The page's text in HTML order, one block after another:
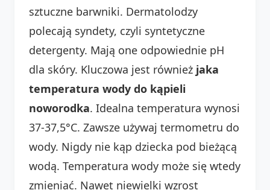
sztuczne barwniki. Dermatolodzy
polecają syndety, czyli syntetyczne
detergenty. Mają one odpowiednie pH
dla skóry. Kluczowa jest również jaka
temperatura wody do kąpieli
noworodka. Idealna temperatura wynosi
37-37,5°C. Zawsze używaj termometru do
wody. Nigdy nie kąp dziecka pod bieżącą
wodą. Temperatura wody może się wtedy
zmieniać. Nawet niewielki wzrost